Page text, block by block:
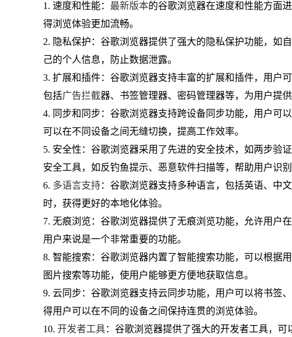
1. 速度和性能： 最新版本的谷歌浏览器在速度和性能方面
得浏览体验更加流畅。
2. 隐私保护：谷歌浏览器提供了强大的隐私保护功能，如自
己的个人信息，防止数据泄露。
3. 扩展和插件：谷歌浏览器支持丰富的扩展和插件，用户
包括广告拦截器、书签管理器、密码管理器等，为用户提供
4. 同步和同步：谷歌浏览器支持跨设备同步功能，用户可
可以在不同设备之间无缝切换，提高工作效率。
5. 安全性：谷歌浏览器采用了先进的安全技术，如两步验
安全工具，如反钓鱼提示、恶意软件扫描等，帮助用户识
6. 多语言支持：谷歌浏览器支持多种语言，包括英语、中
时，获得更好的本地化体验。
7. 无痕浏览：谷歌浏览器提供了无痕浏览功能，允许用户
用户来说是一个非常重要的功能。
8. 智能搜索：谷歌浏览器内置了智能搜索功能，可以根据
图片搜索等功能，使用户能够更方便地获取信息。
9. 云同步：谷歌浏览器支持云同步功能，用户可以将书签
得用户可以在不同的设备之间保持连贯的浏览体验。
10. 开发者工具：谷歌浏览器提供了强大的开发者工具，